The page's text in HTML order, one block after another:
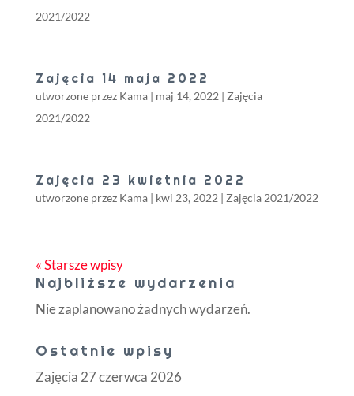
2021/2022
Zajęcia 14 maja 2022
utworzone przez Kama| maj 14, 2022 | Zajęcia
2021/2022
Zajęcia 23 kwietnia 2022
utworzone przez Kama| kwi 23, 2022 | Zajęcia 2021/2022
« Starsze wpisy
Najbliższe wydarzenia
Nie zaplanowano żadnych wydarzeń.
Ostatnie wpisy
Zajęcia 27 czerwca 2026